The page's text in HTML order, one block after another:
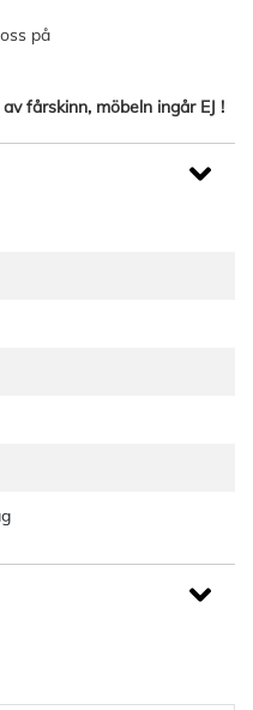
på
fårskinn, möbeln ingår EJ !